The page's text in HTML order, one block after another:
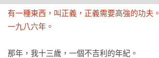
有一種東西，叫正義，正義需要高強的功夫。
一九八六年。
那年，我十三歲，一個不吉利的年紀。